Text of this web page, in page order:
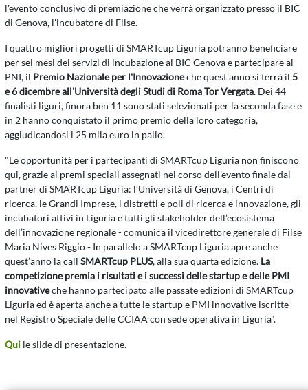
l'evento conclusivo di premiazione che verrà organizzato presso il BIC
di Genova, l'incubatore di Filse.
I quattro migliori progetti di SMARTcup Liguria potranno beneficiare
per sei mesi dei servizi di incubazione al BIC Genova e partecipare al
PNI, il Premio Nazionale per l'Innovazioneche quest'anno si terrà il 5
e 6 dicembre all'Università degli Studi di Roma Tor Vergata. Dei 44
finalisti liguri, finora ben 11 sono stati selezionati per la seconda fase e
in 2 hanno conquistato il primo premio della loro categoria,
aggiudicandosi i 25 mila euro in palio.
"Le opportunità per i partecipanti di SMARTcup Liguria non finiscono
qui, grazie ai premi speciali assegnati nel corso dell’evento finale dai
partner di SMARTcup Liguria: l’Università di Genova, i Centri di
ricerca, le Grandi Imprese, i distretti e poli di ricerca e innovazione, gli
incubatori attivi in Liguria e tutti gli stakeholder dell’ecosistema
dell’innovazione regionale - comunica il vicedirettore generale di Filse
Maria Nives Riggio - In parallelo a SMARTcup Liguria apre anche
quest’anno la call SMARTcup PLUS, alla sua quarta edizione. La
competizione premia i risultati e i successi delle startup e delle PMI
innovativeche hanno partecipato alle passate edizioni di SMARTcup
Liguria ed è aperta anche a tutte le startup e PMI innovative iscritte
nel Registro Speciale delle CCIAA con sede operativa in Liguria".
Qui le slide di presentazione.